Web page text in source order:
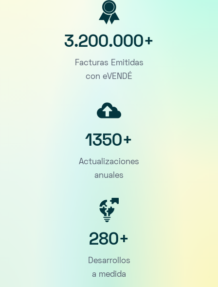
3.200.000+
Facturas Emitidas
con eVENDÉ
1350+
Actualizaciones
anuales
280+
Desarrollos
a medida